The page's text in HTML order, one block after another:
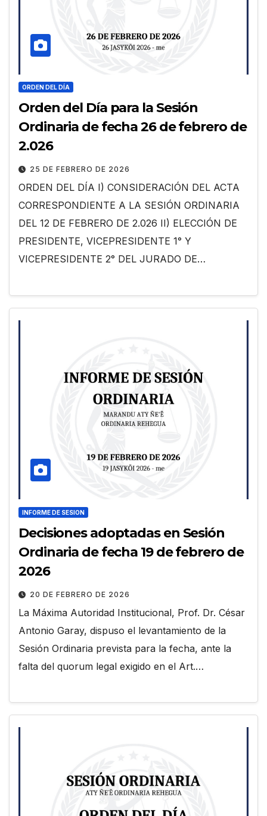
ORDEN DEL DÍA
Orden del Día para la Sesión
Ordinaria de fecha 26 de febrero de
2.026
25 DE FEBRERO DE 2026
ORDEN DEL DÍA I) CONSIDERACIÓN DEL ACTA
CORRESPONDIENTE A LA SESIÓN ORDINARIA
DEL 12 DE FEBRERO DE 2.026 II) ELECCIÓN DE
PRESIDENTE, VICEPRESIDENTE 1° Y
VICEPRESIDENTE 2° DEL JURADO DE…
INFORME DE SESION
Decisiones adoptadas en Sesión
Ordinaria de fecha 19 de febrero de
2026
20 DE FEBRERO DE 2026
La Máxima Autoridad Institucional, Prof. Dr. César
Antonio Garay, dispuso el levantamiento de la
Sesión Ordinaria prevista para la fecha, ante la
falta del quorum legal exigido en el Art.…